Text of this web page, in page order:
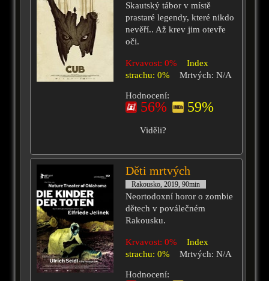
Skautský tábor v místě
prastaré legendy, které nikdo
nevěří.. Až krev jim otevře
oči.
Krvavost: 0%
Index
strachu: 0%
Mrtvých: N/A
Hodnocení:
56% 59%
Viděli?
Děti mrtvých
Rakousko, 2019, 90min
Neortodoxní horor o zombie
dětech v poválečném
Rakousku.
Krvavost: 0%
Index
strachu: 0%
Mrtvých: N/A
Hodnocení: